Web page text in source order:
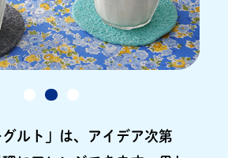
グルト」は、アイデア次第